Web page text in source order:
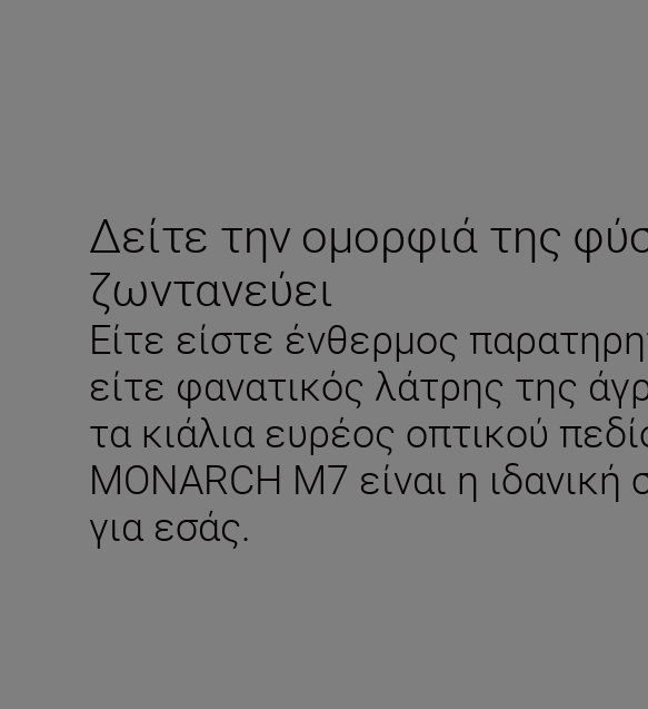
Δείτε την ομορφιά της
ζωντανεύει
Είτε είστε ένθερμος
είτε φανατικός λάτρης της
τα κιάλια ευρέος οπτικού
MONARCH M7 είναι η ιδανική
για εσάς.